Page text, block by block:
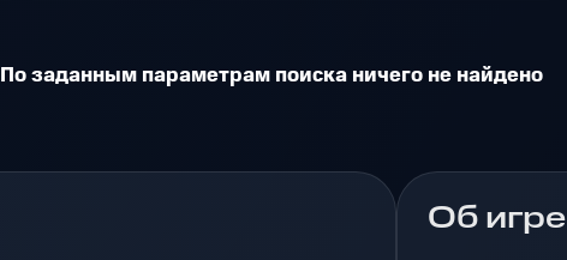
По заданным параметрам поиска ничего не найдено
Об игре